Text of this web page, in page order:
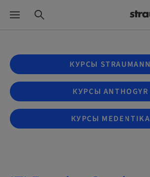
КУРСЫ STRAUMANN
КУРСЫ ANTHOGYR
КУРСЫ MEDENTIKA